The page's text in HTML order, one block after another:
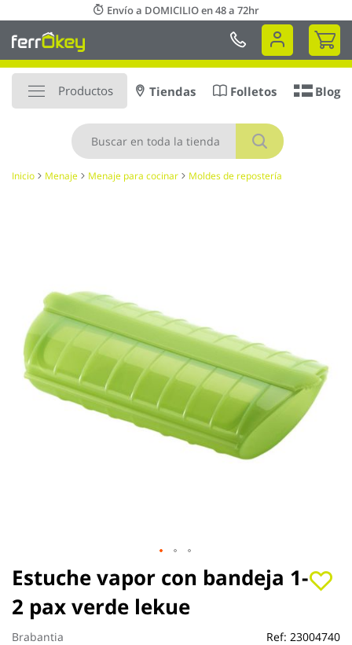
al
contenido
Envío a DOMICILIO en 48 a 72hr
Mi
Productos
Buscar
Tiendas Folletos Blog
Inicio Menaje Menaje para cocinar Moldes de repostería
Estuche vapor con bandeja 1-
2 pax verde lekue
Brabantia Ref: 23004740
galería
imágenes
Saltar
al
comienzo
de
la